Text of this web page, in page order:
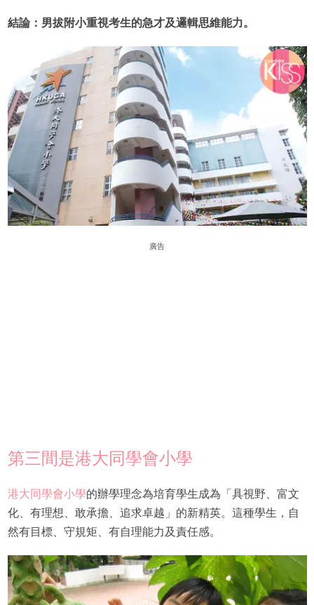
結論：男拔附小重視考生的急才及邏輯思維能力。
廣告
第三間是港大同學會小學
港大同學會小學的辦學理念為培育學生成為「具視野、富文
化、有理想、敢承擔、追求卓越」的新精英。這種學生，自
然有目標、守規矩、有自理能力及責任感。